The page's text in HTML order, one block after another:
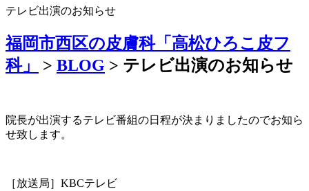
テレビ出演のお知らせ
福岡市西区の皮膚科「高松ひろこ皮フ
科」
> BLOG > テレビ出演のお知らせ
院長が出演するテレビ番組の日程が決まりましたのでお知ら
せ致します。
［放送局］KBCテレビ